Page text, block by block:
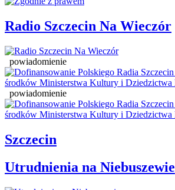
Radio Szczecin Na Wieczór
powiadomienie
powiadomienie
Szczecin
Utrudnienia na Niebuszewie